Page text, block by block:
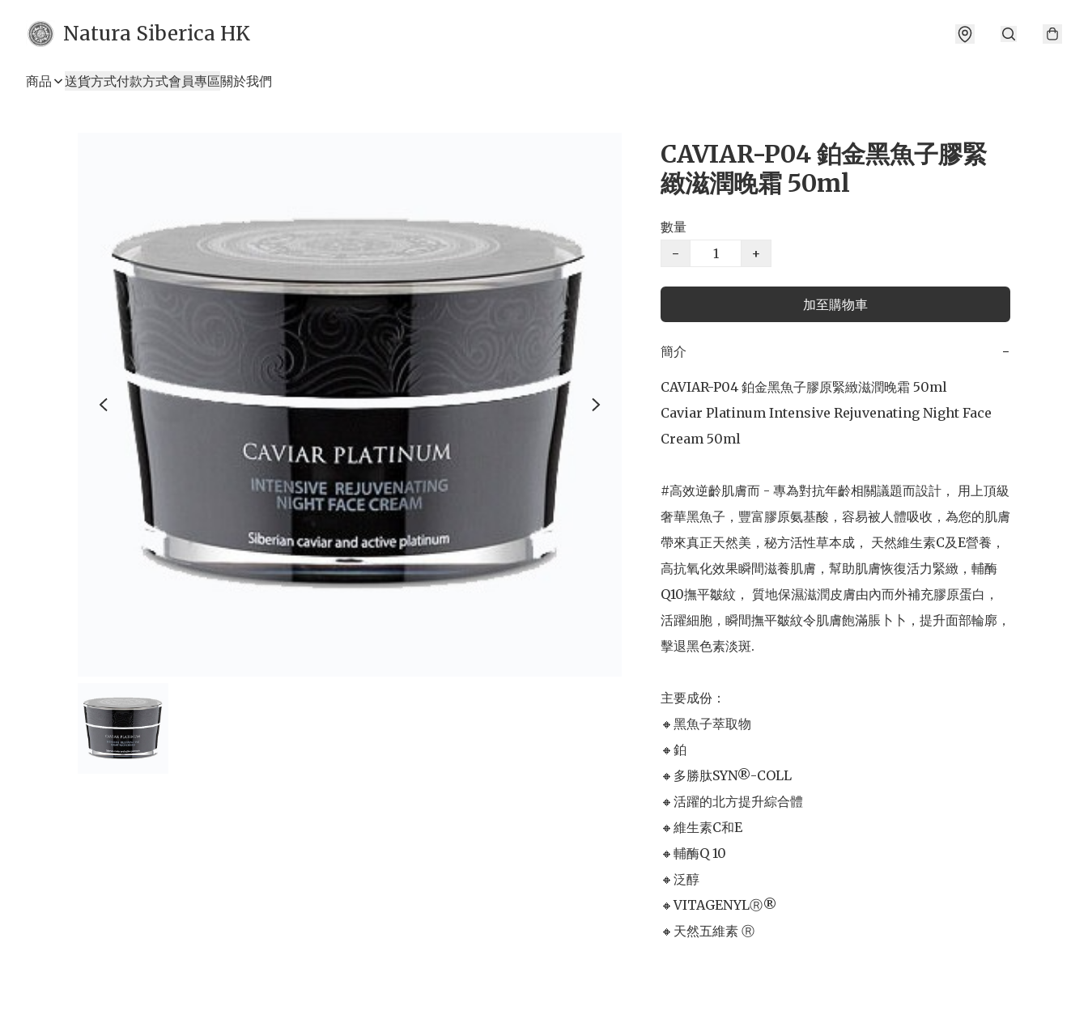
Natura Siberica HK
商品 送貨方式付款方式會員專區關於我們
CAVIAR-P04 鉑金黑魚子膠緊
緻滋潤晚霜 50ml
數量
−
+
加至購物車
簡介 −
CAVIAR-P04 鉑金黑魚子膠原緊緻滋潤晚霜 50ml
Caviar Platinum Intensive Rejuvenating Night Face
Cream 50ml
#高效逆齡肌膚而 - 專為對抗年齡相關議題而設計， 用上頂級
奢華黑魚子，豐富膠原氨基酸，容易被人體吸收，為您的肌膚
帶來真正天然美，秘方活性草本成， 天然維生素C及E營養，
高抗氧化效果瞬間滋養肌膚，幫助肌膚恢復活力緊緻，輔酶
Q10撫平皺紋， 質地保濕滋潤皮膚由內而外補充膠原蛋白，
活躍細胞，瞬間撫平皺紋令肌膚飽滿脹卜卜，提升面部輪廓，
擊退黑色素淡斑.
主要成份：
🔸黑魚子萃取物
🔸鉑
🔸多勝肽SYN®-COLL
🔸活躍的北方提升綜合體
🔸維生素C和E
🔸輔酶Q 10
🔸泛醇
🔸VITAGENYLⓇ®
🔸天然五維素 Ⓡ